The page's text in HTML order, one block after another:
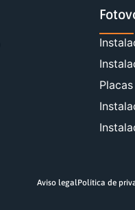
Aviso legalPolítica de